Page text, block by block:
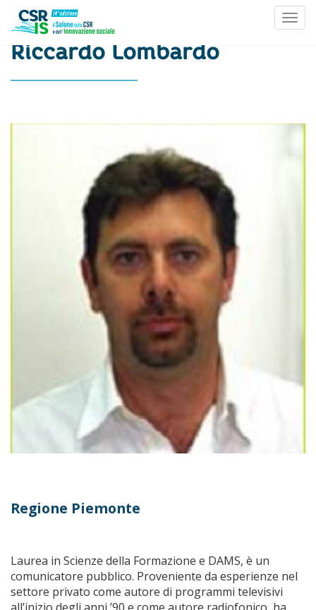
Riccardo Lombardo
Regione Piemonte
Laurea in Scienze della Formazione e DAMS, è un
comunicatore pubblico. Proveniente da esperienze nel
settore privato come autore di programmi televisivi
all’inizio degli anni ’90 e come autore radiofonico, ha